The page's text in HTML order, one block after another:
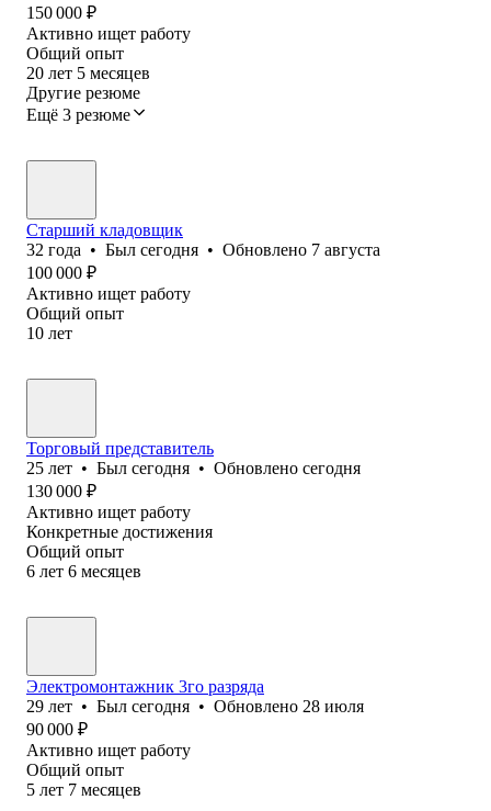
150 000 ₽
Активно ищет работу
Общий опыт
20 лет 5 месяцев
Другие резюме
Ещё 3 резюме
Старший кладовщик
32 года • Был сегодня • Обновлено 7 августа
100 000 ₽
Активно ищет работу
Общий опыт
10 лет
Торговый представитель
25 лет • Был сегодня • Обновлено сегодня
130 000 ₽
Активно ищет работу
Конкретные достижения
Общий опыт
6 лет 6 месяцев
Электромонтажник 3го разряда
29 лет • Был сегодня • Обновлено 28 июля
90 000 ₽
Активно ищет работу
Общий опыт
5 лет 7 месяцев